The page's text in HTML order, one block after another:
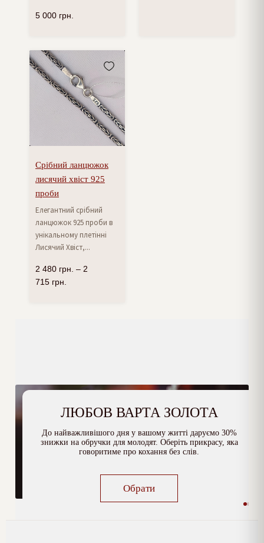
5 000 грн.
Срібний ланцюжок
лисячий хвіст 925
проби
Елегантний срібний
ланцюжок 925 проби в
унікальному плетінні
Лисячий Хвіст,...
2 480 грн. – 2
715 грн.
ЛЮБОВ ВАРТА ЗОЛОТА
До найважливішого дня у вашому житті даруємо 30%
знижки на обручки для молодят. Оберіть прикрасу, яка
говоритиме про кохання без слів.
Обрати